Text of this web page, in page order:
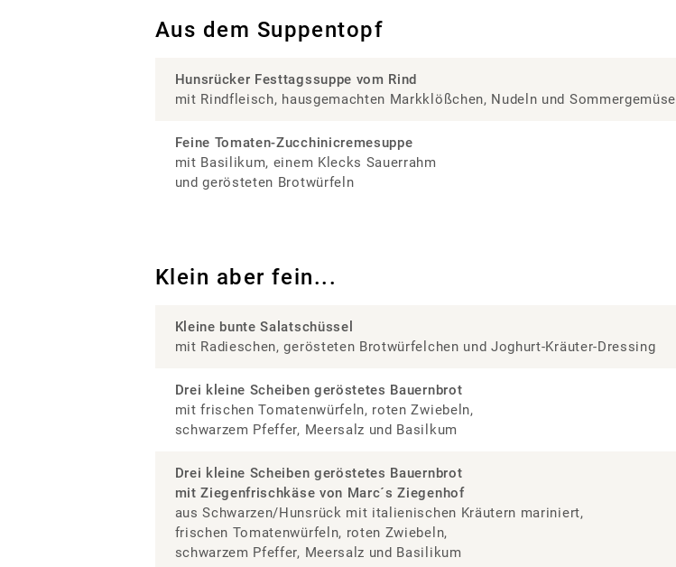
Aus dem Suppentopf
Hunsrücker Festtagssuppe vom Rind
mit Rindfleisch, hausgemachten Markklößchen, Nudeln und Sommergemüse
Feine Tomaten-Zucchinicremesuppe
mit Basilikum, einem Klecks Sauerrahm
und gerösteten Brotwürfeln
Klein aber fein...
Kleine bunte Salatschüssel
mit Radieschen, gerösteten Brotwürfelchen und Joghurt-Kräuter-Dressing
Drei kleine Scheiben geröstetes Bauernbrot
mit frischen Tomatenwürfeln, roten Zwiebeln,
schwarzem Pfeffer, Meersalz und Basilkum
Drei kleine Scheiben geröstetes Bauernbrot
mit Ziegenfrischkäse von Marc´s Ziegenhof
aus Schwarzen/Hunsrück mit italienischen Kräutern mariniert,
frischen Tomatenwürfeln, roten Zwiebeln,
schwarzem Pfeffer, Meersalz und Basilikum